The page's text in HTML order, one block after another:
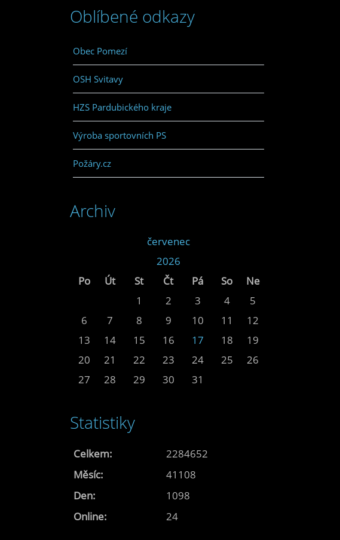
Oblíbené odkazy
Obec Pomezí
OSH Svitavy
HZS Pardubického kraje
Výroba sportovních PS
Požáry.cz
Archiv
červenec
2026
Po
Út St Čt Pá So
Ne
1
2 3 4
5
6
7 8 9 10 11
12
13
14 15 16 17 18
19
20
21 22 23 24 25
26
27
28 29 30 31
Statistiky
Online: 24
Celkem:
2284652
Měsíc:
41108
Den:
1098